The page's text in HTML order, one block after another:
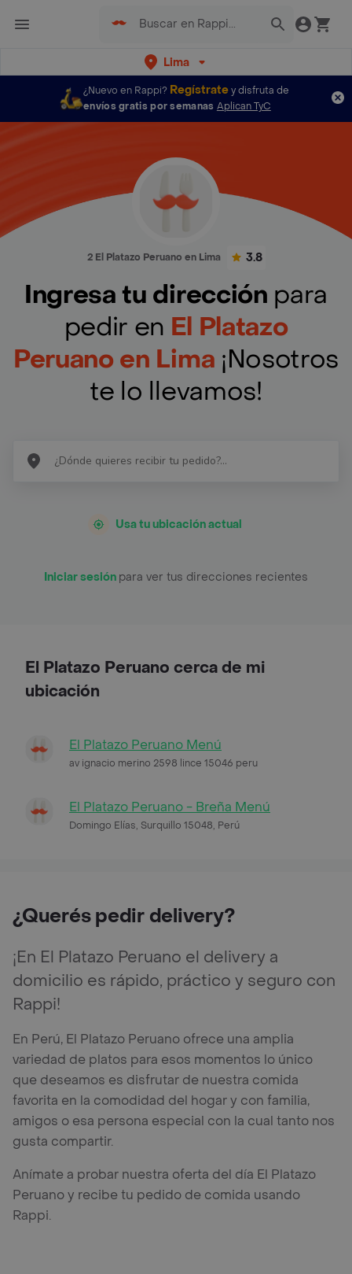
Lima
¿Nuevo en Rappi? Regístratey disfruta de
envíos gratis por semanas Aplican TyC
2 El Platazo Peruano en Lima 3.8
Ingresa tu dirección para
pedir en El Platazo
Peruano en Lima ¡Nosotros
te lo llevamos!
Usa tu ubicación actual
Iniciar sesión para ver tus direcciones recientes
El Platazo Peruano cerca de mi
ubicación
El Platazo Peruano Menú
av ignacio merino 2598 lince 15046 peru
El Platazo Peruano - Breña Menú
Domingo Elías, Surquillo 15048, Perú
¿Querés pedir delivery?
¡En El Platazo Peruano el delivery a
domicilio es rápido, práctico y seguro con
Rappi!
En Perú, El Platazo Peruano ofrece una amplia
variedad de platos para esos momentos lo único
que deseamos es disfrutar de nuestra comida
favorita en la comodidad del hogar y con familia,
amigos o esa persona especial con la cual tanto nos
gusta compartir.
Anímate a probar nuestra oferta del día El Platazo
Peruano y recibe tu pedido de comida usando
Rappi.